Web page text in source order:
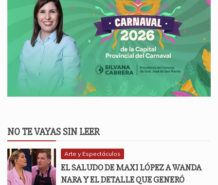
NO TE VAYAS SIN LEER
Arte y Espectáculos
EL SALUDO DE MAXI LÓPEZ A WANDA
NARA Y EL DETALLE QUE GENERÓ